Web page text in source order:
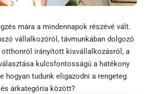
mára a mindennapok részévé vált.
vállalkozóról, távmunkában dolgozó
irányított kisvállalkozásról, a
kulcsfontosságú a hatékony
hogyan tudunk eligazodni a rengeteg
árkategória között?